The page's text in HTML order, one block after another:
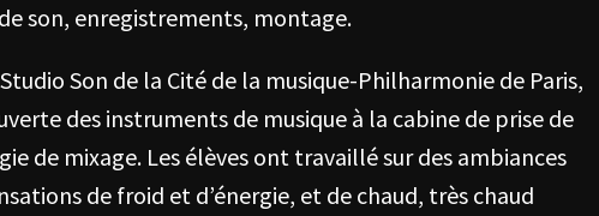
son, enregistrements, montage.
Son de la Cité de la musique-Philharmonie de Paris,
des instruments de musique à la cabine de prise de
de mixage. Les élèves ont travaillé sur des ambiances
de froid et d’énergie, et de chaud, très chaud